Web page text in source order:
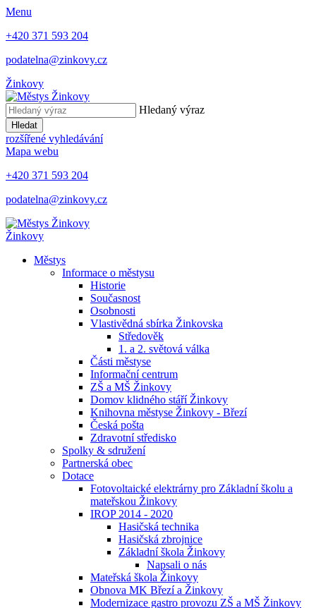
Menu
+420 371 593 204
podatelna@zinkovy.cz
Žinkovy
Hledaný výraz
Hledat
rozšířené vyhledávání
Mapa webu
+420 371 593 204
podatelna@zinkovy.cz
Žinkovy
Městys
Informace o městysu
Historie
Současnost
Osobnosti
Vlastivědná sbírka Žinkovska
Středověk
1. a 2. světová válka
Části městyse
Informační centrum
ZŠ a MŠ Žinkovy
Domov klidného stáří Žinkovy
Knihovna městyse Žinkovy - Březí
Česká pošta
Zdravotní středisko
Spolky & sdružení
Partnerská obec
Dotace
Fotovoltaické elektrárny pro Základní školu a
mateřskou Žinkovy
IROP 2014 - 2020
Hasičská technika
Hasičská zbrojnice
Základní škola Žinkovy
Napsali o nás
Mateřská škola Žinkovy
Obnova MK Březí a Žinkovy
Modernizace gastro provozu ZŠ a MŠ Žinkovy